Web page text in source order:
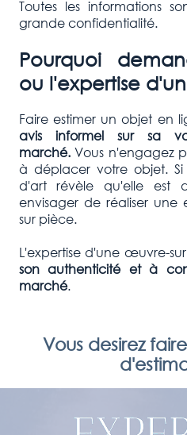
Toutes les informations
grande confidentialité.
Pourquoi
ou l'expertise
Faire estimer un objet en
avis informel sur sa
marché. Vous n'engagez
à déplacer votre objet.
d'art révèle qu'elle est
envisager de réaliser une
sur pièce.
L'expertise d'une œuvre-
son authenticité et à
marché.
Vous desirez